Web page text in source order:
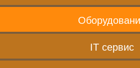
IT сервис